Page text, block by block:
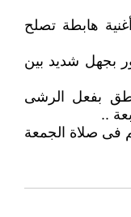
هابطة تصلح
بجهل شديد بين
بفعل الرشى
..
فى صلاة الجمعة